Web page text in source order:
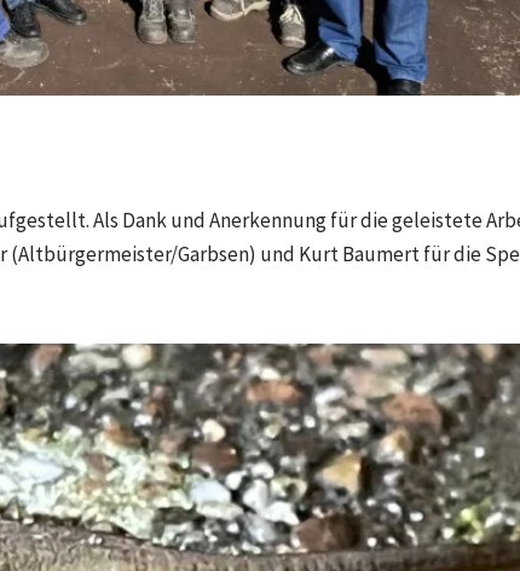
Als Dank und Anerkennung für die geleistete
Garbsen) und Kurt Baumert für die